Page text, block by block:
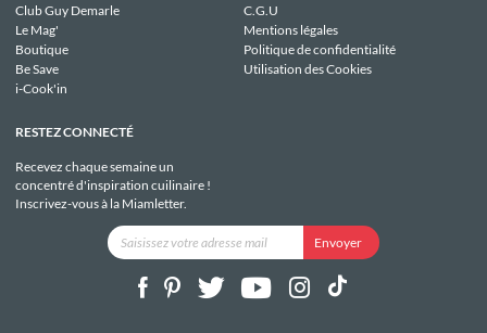
Club Guy Demarle
Le Mag'
Boutique
Be Save
i-Cook'in
C.G.U
Mentions légales
Politique de confidentialité
Utilisation des Cookies
RESTEZ CONNECTÉ
Recevez chaque semaine un
concentré d'inspiration cuilinaire !
Inscrivez-vous à la Miamletter.